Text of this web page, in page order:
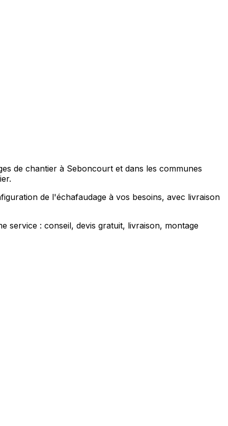
de chantier à Seboncourt et dans les communes
de l'échafaudage à vos besoins, avec livraison
service : conseil, devis gratuit, livraison, montage